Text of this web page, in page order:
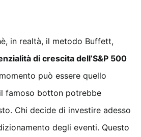
in realtà, il metodo Buffett,
di crescita dell’S&P 500
può essere quello
famoso botton potrebbe
Chi decide di investire adesso
degli eventi. Questo